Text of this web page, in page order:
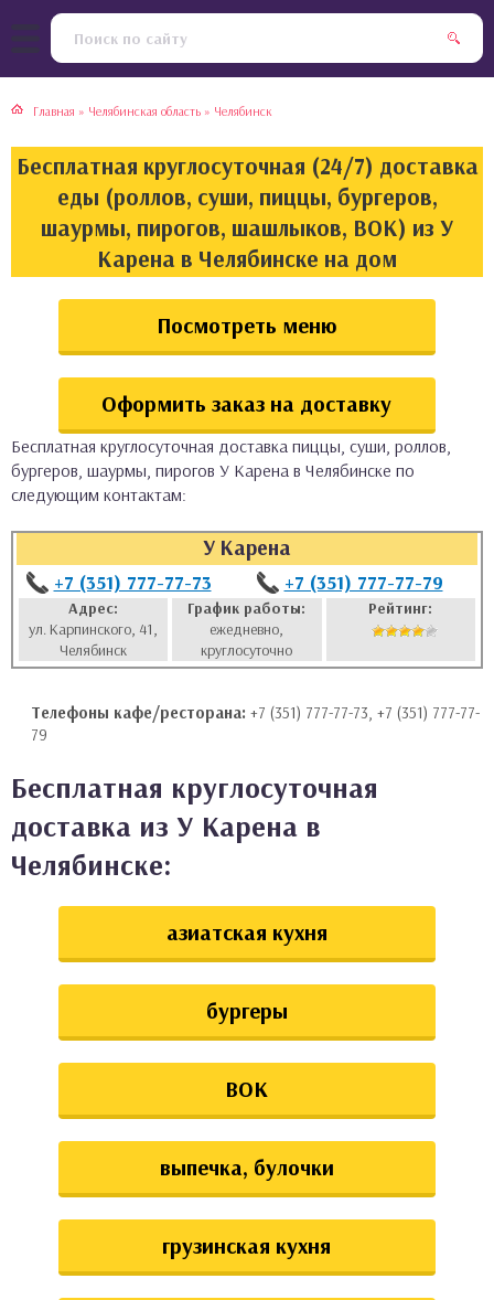
Главная » Челябинская область » Челябинск
Бесплатная круглосуточная (24/7) доставка
еды (роллов, суши, пиццы, бургеров,
шаурмы, пирогов, шашлыков, ВОК) из У
Карена в Челябинске на дом
Посмотреть меню
Оформить заказ на доставку
Бесплатная круглосуточная доставка пиццы, суши, роллов,
бургеров, шаурмы, пирогов У Карена в Челябинске по
следующим контактам:
У Карена
+7 (351) 777-77-73 +7 (351) 777-77-79
Адрес:
ул. Карпинского, 41,
Челябинск
График работы:
ежедневно,
круглосуточно
Рейтинг:
Телефоны кафе/ресторана: +7 (351) 777-77-73, +7 (351) 777-77-
79
Бесплатная круглосуточная
доставка из У Карена в
Челябинске:
азиатская кухня
бургеры
ВОК
выпечка, булочки
грузинская кухня
кухня
кухня
кухня
кухня
булочки